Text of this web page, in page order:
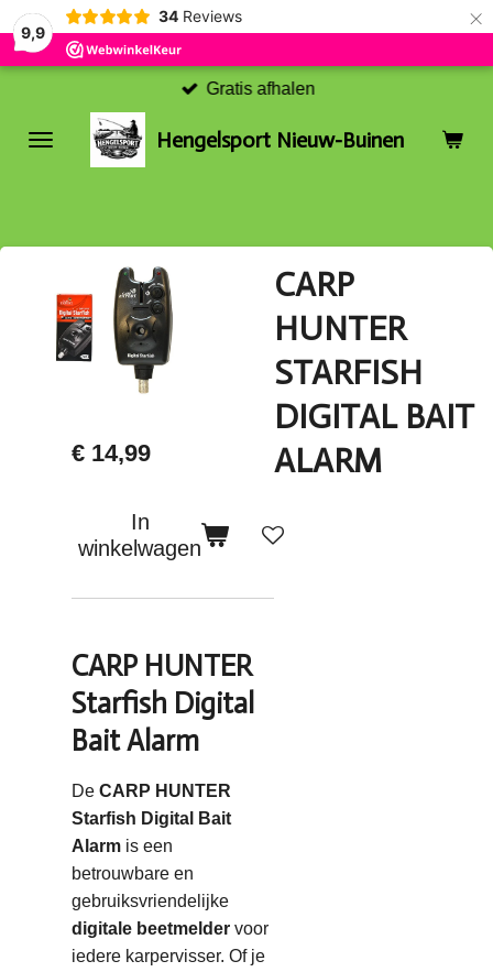
9,9
34 Reviews ×
Hengelsport Nieuw-Buinen
Gratis afhalen
CARP
HUNTER
STARFISH
DIGITAL BAIT
ALARM
€ 14,99
In
winkelwagen
CARP HUNTER
Starfish Digital
Bait Alarm
De CARP HUNTER
Starfish Digital Bait
Alarm is een
betrouwbare en
gebruiksvriendelijke
digitale beetmelder voor
iedere karpervisser. Of je